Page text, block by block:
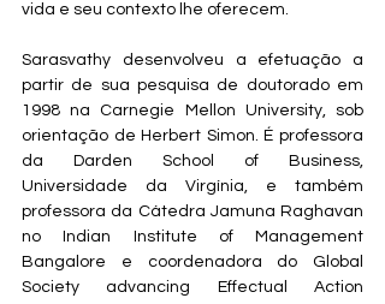
vida e seu contexto lhe oferecem.
Sarasvathy desenvolveu a efetuação a
partir de sua pesquisa de doutorado em
1998 na Carnegie Mellon University, sob
orientação de Herbert Simon. É professora
da Darden School of Business,
Universidade da Virgínia, e também
professora da Cátedra Jamuna Raghavan
no Indian Institute of Management
Bangalore e coordenadora do Global